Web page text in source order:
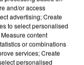
and/or access
advertising; Create
to select personalised
content
or combinations
services; Create
personalised